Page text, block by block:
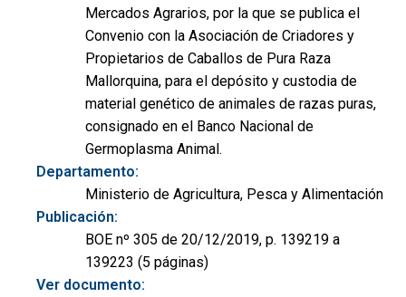
Mercados Agrarios, por la que se publica el
Convenio con la Asociación de Criadores y
Propietarios de Caballos de Pura Raza
Mallorquina, para el depósito y custodia de
material genético de animales de razas puras,
consignado en el Banco Nacional de
Germoplasma Animal.
Departamento:
Ministerio de Agricultura, Pesca y Alimentación
Publicación:
BOE nº 305 de 20/12/2019, p. 139219 a
139223 (5 páginas)
Ver documento: